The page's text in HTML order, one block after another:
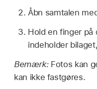
Åbn samtalen
Hold en finger på
indeholder
Bemærk: Fotos kan
kan ikke fastgøres.